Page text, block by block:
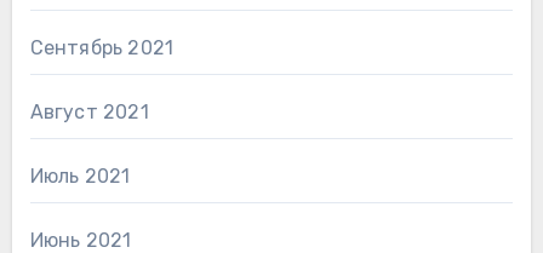
Сентябрь 2021
Август 2021
Июль 2021
Июнь 2021